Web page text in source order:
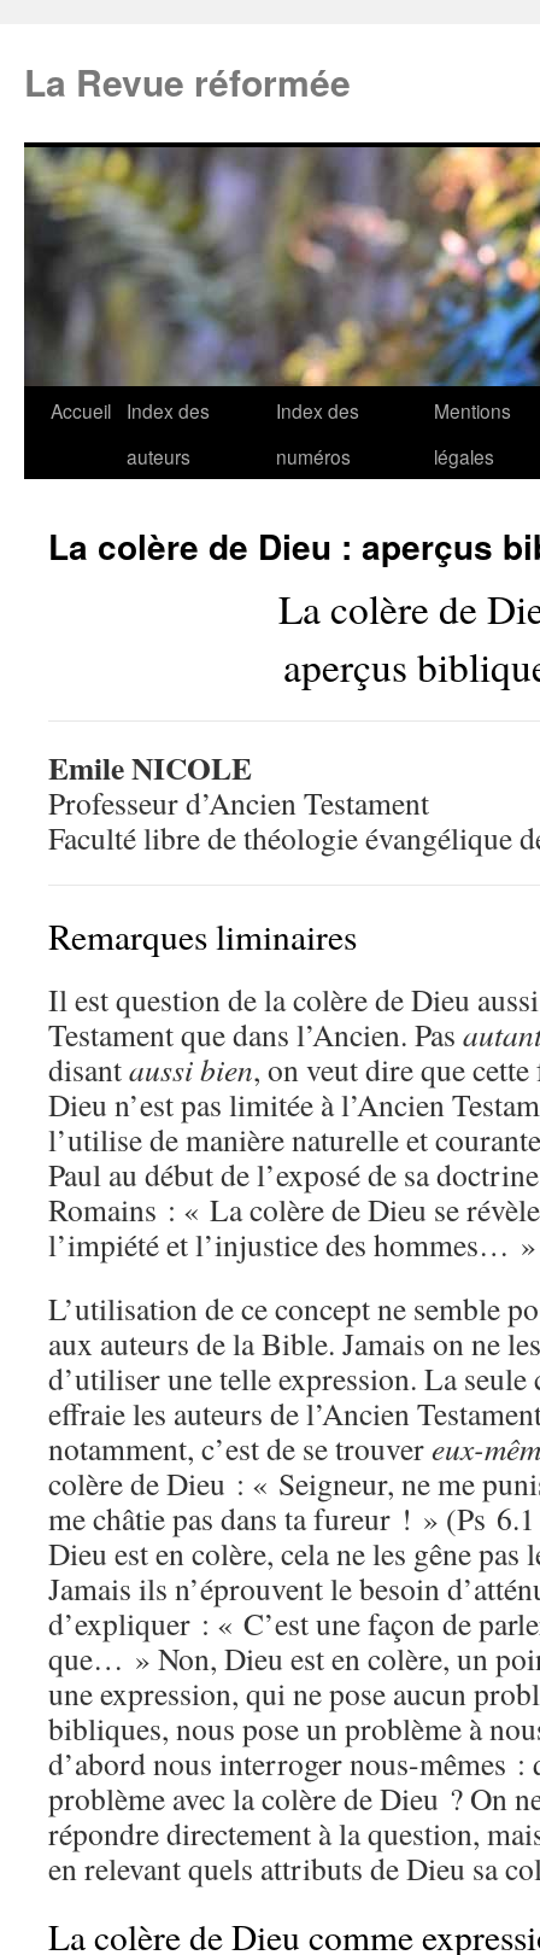
La Revue réformée
Accueil
Index des
auteurs
Index des
numéros
Mentions
légales
La colère de Dieu : aperçus
La colère de
aperçus
Emile NICOLE
Professeur d’Ancien Testament
Faculté libre de théologie évangélique
Remarques liminaires
Il est question de la colère de Dieu
Testament que dans l’Ancien. Pas
disantaussi bien, on veut dire que
Dieu n’est pas limitée à l’Ancien
l’utilise de manière naturelle et
Paul au début de l’exposé de sa
Romains : « La colère de Dieu se
l’impiété et l’injustice des hommes…
L’utilisation de ce concept ne semble
aux auteurs de la Bible. Jamais on ne
d’utiliser une telle expression. La
effraie les auteurs de l’Ancien
notamment, c’est de se trouvereux-
colère de Dieu : « Seigneur, ne me
me châtie pas dans ta fureur ! » (Ps
Dieu est en colère, cela ne les gêne pas
Jamais ils n’éprouvent le besoin
d’expliquer : « C’est une façon de
que… » Non, Dieu est en colère, un
une expression, qui ne pose aucun
bibliques, nous pose un problème à
d’abord nous interroger nous-mêmes :
problème avec la colère de Dieu ? On
répondre directement à la question,
en relevant quels attributs de Dieu sa
La colère de Dieu comme